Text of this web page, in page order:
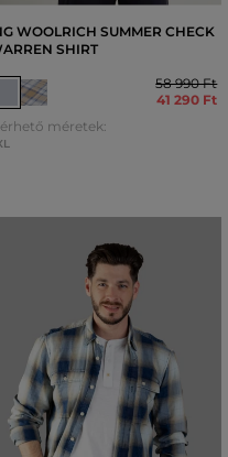
WOOLRICH SUMMER CHECK
SHIRT
58 990 Ft
41 290 Ft
méretek: